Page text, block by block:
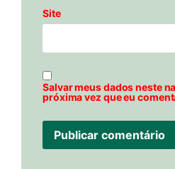
Site
Salvar meus dados neste
próxima vez que eu